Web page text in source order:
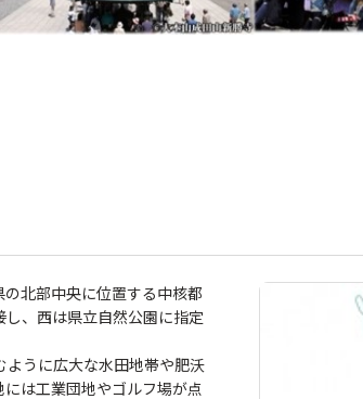
北部中央に位置する中核都
、西は県立自然公園に指定
うに広大な水田地帯や肥沃
は工業団地やゴルフ場が点